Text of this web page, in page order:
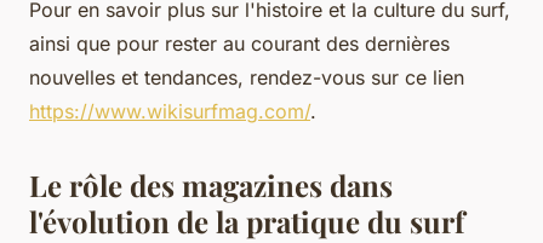
Pour en savoir plus sur l'histoire et la culture du surf,
ainsi que pour rester au courant des dernières
nouvelles et tendances, rendez-vous sur ce lien
https://www.wikisurfmag.com/.
Le rôle des magazines dans
l'évolution de la pratique du surf